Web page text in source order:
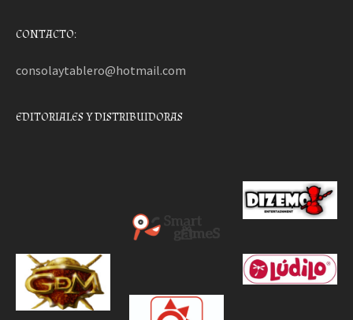
CONTACTO:
consolaytablero@hotmail.com
EDITORIALES Y DISTRIBUIDORAS